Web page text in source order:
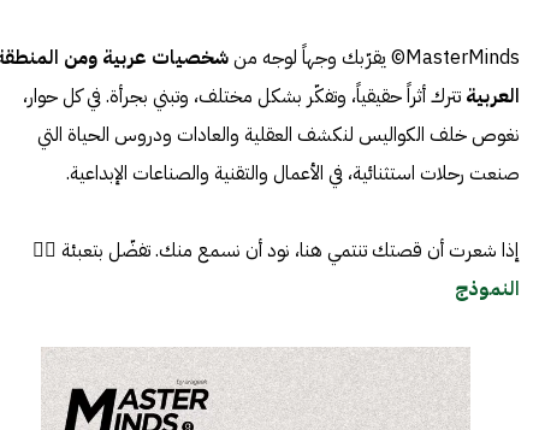
MasterMinds© يقرّبك وجهاً لوجه من
شخصيات عربية ومن
العربية تترك أثراً حقيقياً، وتفكّر بشكل مختلف، وتبني بجرأة. في كل حوار،
نغوص خلف الكواليس لنكشف العقلية والعادات ودروس الحياة التي
صنعت رحلات استثنائية، في الأعمال والتقنية والصناعات الإبداعية.
إذا شعرت أن قصتك تنتمي هنا، نود أن نسمع منك. تفضّل بتعبئة 👈🏼
النموذج